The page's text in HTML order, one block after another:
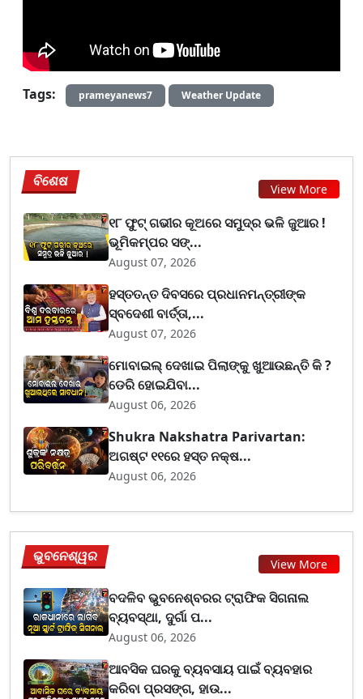
Tags: prameyanews7 Weather Update
ବିଶେଷ View More
୧୮ ଫୁଟ୍ ଗଭୀର କୂଅରେ ସମୁଦ୍ର ଭଳି ଜୁଆର !
ଭୂମିକମ୍ପର ସଙ୍...
August 07, 2026
ହସ୍ତତନ୍ତ ଦିବସରେ ପ୍ରଧାନମନ୍ତ୍ରୀଙ୍କ
ସ୍ବଦେଶୀ ବାର୍ତ୍ତା,...
August 07, 2026
ମୋବାଇଲ୍ ଦେଖାଇ ପିଲାଙ୍କୁ ଖୁଆଉଛନ୍ତି କି ?
ଡେରି ହୋଇଯିବା...
August 06, 2026
Shukra Nakshatra Parivartan:
ଅଗଷ୍ଟ ୧୧ରେ ହସ୍ତ ନକ୍ଷ...
August 06, 2026
ଭୁବନେଶ୍ୱର View More
ବଦଳିବ ଭୁବନେଶ୍ବରର ଟ୍ରାଫିକ ସିଗନାଲ
ବ୍ୟବସ୍ଥା, ଦୁର୍ଗା ପ...
August 06, 2026
ଆବସିକ ଘରକୁ ବ୍ୟବସାୟ ପାଇଁ ବ୍ୟବହାର
କରିବା ପ୍ରସଙ୍ଗ, ହାଉ...